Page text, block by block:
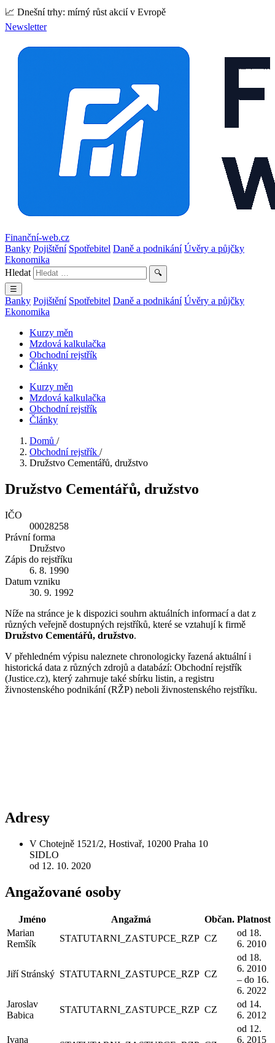
📈 Dnešní trhy: mírný růst akcií v Evropě
Newsletter
Finanční-web.cz
Banky Pojištění Spotřebitel Daně a podnikání Úvěry a půjčky
Ekonomika
Hledat
🔍
☰
Banky Pojištění Spotřebitel Daně a podnikání Úvěry a půjčky
Ekonomika
Kurzy měn
Mzdová kalkulačka
Obchodní rejstřík
Články
Kurzy měn
Mzdová kalkulačka
Obchodní rejstřík
Články
Domů /
Obchodní rejstřík /
Družstvo Cementářů, družstvo
Družstvo Cementářů, družstvo
IČO
00028258
Právní forma
Družstvo
Zápis do rejstříku
6. 8. 1990
Datum vzniku
30. 9. 1992
Níže na stránce je k dispozici souhrn aktuálních informací a dat z
různých veřejně dostupných rejstříků, které se vztahují k firmě
Družstvo Cementářů, družstvo.
V přehledném výpisu naleznete chronologicky řazená aktuální i
historická data z různých zdrojů a databází: Obchodní rejstřík
(Justice.cz), který zahrnuje také sbírku listin, a registru
živnostenského podnikání (RŽP) neboli živnostenského rejstříku.
Adresy
V Chotejně 1521/2, Hostivař, 10200 Praha 10
SIDLO
od 12. 10. 2020
Angažované osoby
Jméno Angažmá Občan. Platnost
Marian
Remšík
STATUTARNI_ZASTUPCE_RZP CZ
od 18.
6. 2010
Jiří Stránský STATUTARNI_ZASTUPCE_RZP CZ
od 18.
6. 2010
– do 16.
6. 2022
Jaroslav
Babica
STATUTARNI_ZASTUPCE_RZP CZ
od 14.
6. 2012
Ivana
od 12.
6. 2015